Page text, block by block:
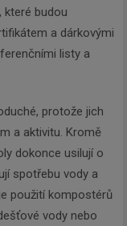
které budou
a dárkovými
listy a
protože jich
a aktivitu. Kromě
dokonce usilují o
spotřebu vody a
použití kompostérů
vody nebo